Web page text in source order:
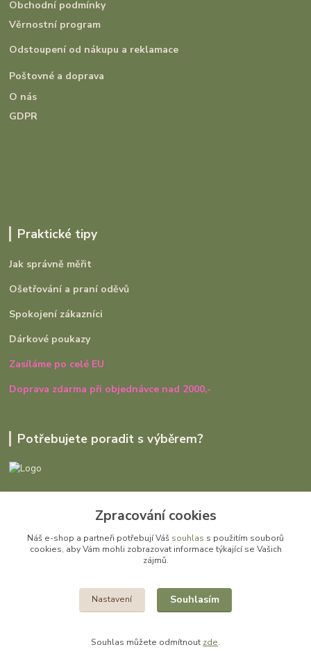
Obchodní podmínky
Věrnostní program
Odstoupení od nákupu a reklamace
Poštovné a doprava
O nás
GDPR
Praktické tipy
Jak správně měřit
Ošetřování a praní oděvů
Spokojení zákazníci
Dárkové poukazy
Zasíláme po celé EU
Doprava zdarma při objednávce nad 2000,-
Potřebujete poradit s výběrem?
+420 727 979 401
info@gomi.cz
Zpracování cookies
Náš e-shop a partneři potřebují Váš souhlas s použitím souborů
cookies, aby Vám mohli zobrazovat informace týkající se Vašich
zájmů.
Nastavení Souhlasím
Souhlas můžete odmítnout zde.